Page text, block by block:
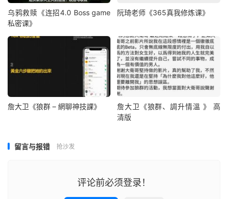
乌鸦救赎《连招4.0 Boss game
私密课》
阮琦老师《365真我修炼课》
詹大卫《狼群 – 網聊神技課》
詹大卫《狼群、調升情‬溫 》 高
清版
留言与报错 抢沙发
评论前必须登录！